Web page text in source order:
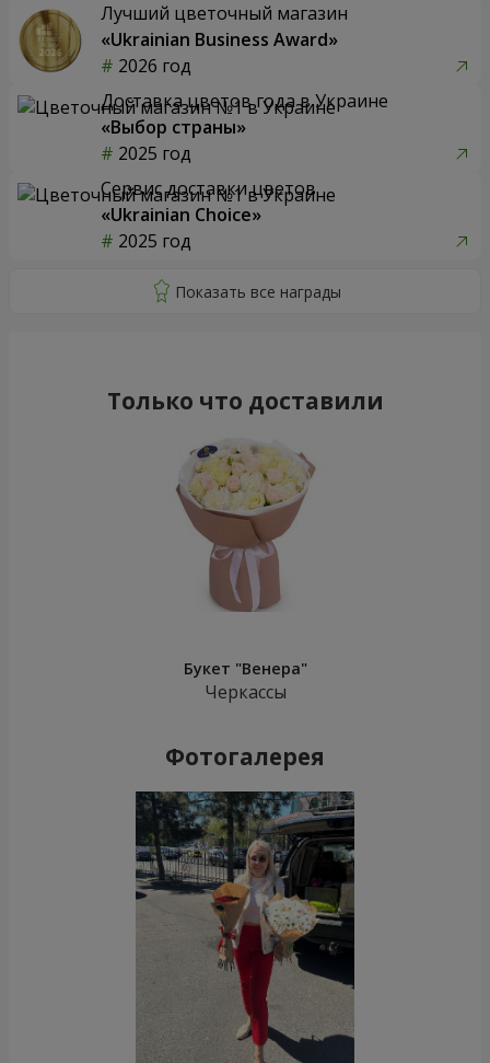
Лучший цветочный магазин
«Ukrainian Business Award»
2026 год
Доставка цветов года в Украине
«Выбор страны»
2025 год
Сервис доставки цветов
«Ukrainian Choice»
2025 год
Только что доставили
Букет "Венера"
Черкассы
Фотогалерея